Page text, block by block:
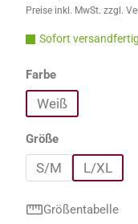
Preise inkl. MwSt. zzgl.
Sofort
Farbeauswählen
Weiß
Größeauswählen
S/M L/XL
Größentabelle